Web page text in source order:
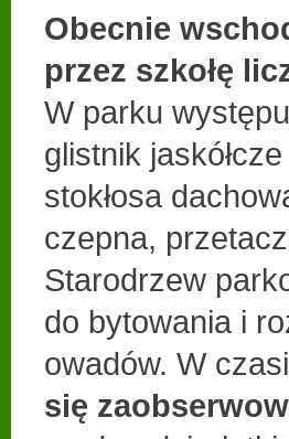
Obecnie
przez szkołę
W parku
glistnik
stokłosa
czepna,
Starodrzew
do bytowania i
owadów. W
się